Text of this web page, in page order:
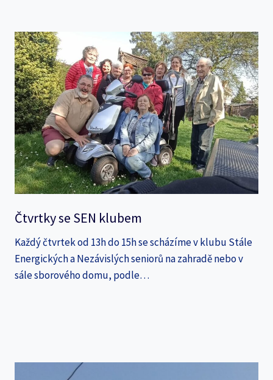
Čtvrtky se SEN klubem
Každý čtvrtek od 13h do 15h se scházíme v klubu Stále
Energických a Nezávislých seniorů na zahradě nebo v
sále sborového domu, podle…